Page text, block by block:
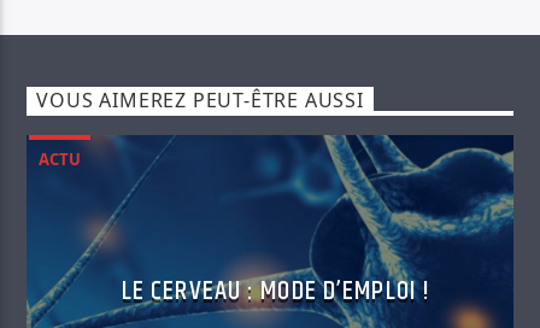
VOUS AIMEREZ PEUT-ÊTRE AUSSI
ACTU
LE CERVEAU : MODE D’EMPLOI !